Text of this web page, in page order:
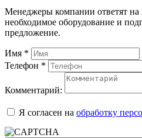
Менеджеры компании ответят
необходимое оборудование и
предложение.
Имя *
Телефон *
Комментарий:
Я согласен на обработку